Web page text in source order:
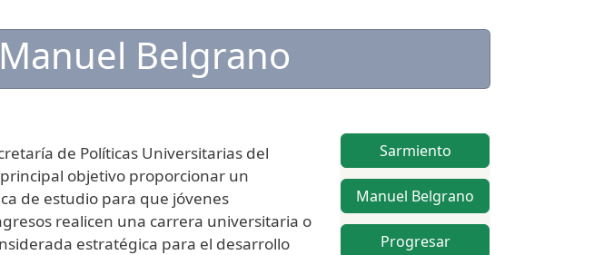
Belgrano
de Políticas Universitarias del
objetivo proporcionar un
de estudio para que jóvenes
realicen una carrera universitaria o
estratégica para el desarrollo
Sarmiento
Manuel Belgrano
Progresar